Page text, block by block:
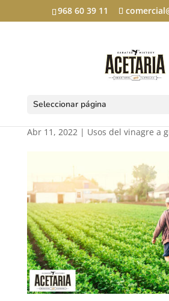
968 60 39 11
Seleccionar página
como herbicida
Abr 11, 2022| Usos del vinagre a